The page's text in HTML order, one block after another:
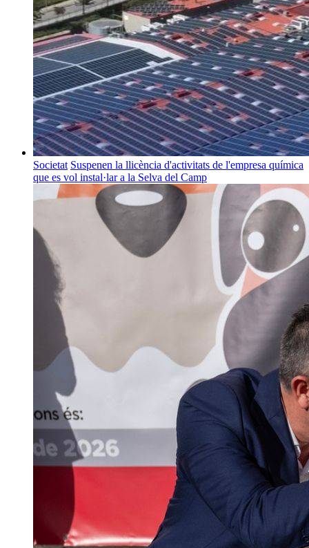
Societat Suspenen la llicència d'activitats de l'empresa química
que es vol instal·lar a la Selva del Camp